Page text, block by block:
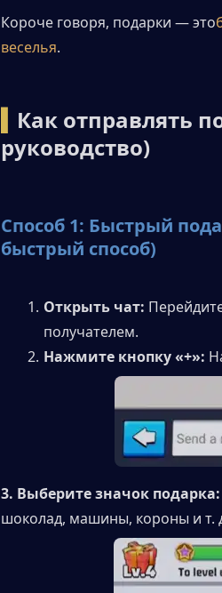
Короче говоря, подарки — это
веселья.
Как отправлять
руководство)
Способ 1: Быстрый
быстрый способ)
Открыть чат:
получателем.
Нажмите кнопку «+»:
3. Выберите значок подарка:
шоколад, машины, короны и т.